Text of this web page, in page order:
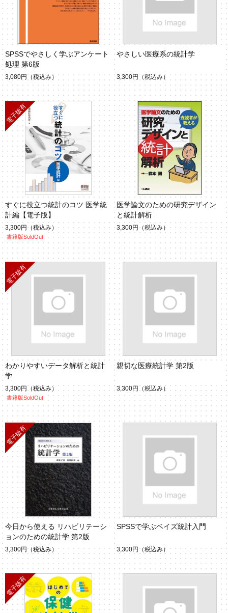
SPSSでやさしく学ぶアンケート
処理 第6版
3,080円 （税込み）
やさしい医療系の統計学
3,300円 （税込み）
すぐに役立つ統計のコツ 医学統
計編【電子版】
3,300円 （税込み）
書籍版SoldOut
医学論文のための研究デザイン
と統計解析
3,300円 （税込み）
わかりやすいデータ解析と統計
学
3,300円 （税込み）
書籍版SoldOut
親切な医療統計学 第2版
3,300円 （税込み）
今日から使える リハビリテーシ
ョンのための統計学 第2版
3,300円 （税込み）
SPSSで学ぶベイズ統計入門
3,300円 （税込み）